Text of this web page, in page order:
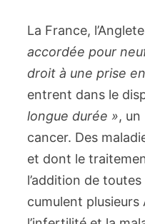
La France,
accordée pour
droit à une prise
entrent dans le
longue durée », un
cancer. Des
et dont le
l’addition de
cumulent plusieurs